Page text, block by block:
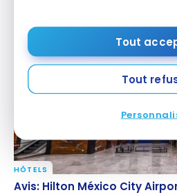
Tout
Tout
Avis: Hilton México City
HÔTELS
Avis: Hilton México City